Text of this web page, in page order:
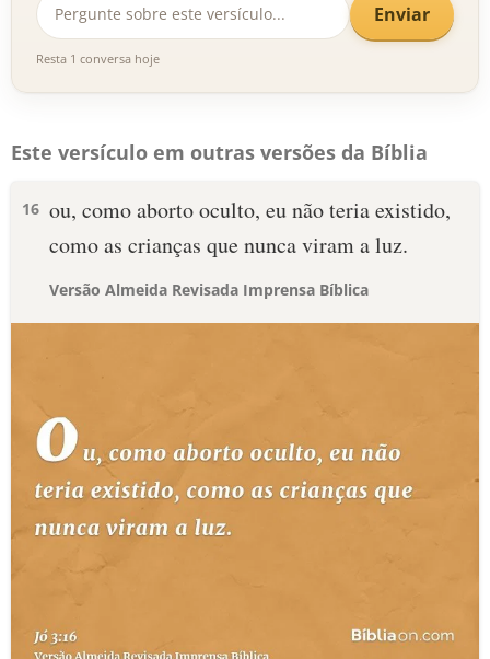
Enviar
Resta 1 conversa hoje
Este versículo em outras versões da Bíblia
16 ou, como aborto oculto, eu não teria existido,
como as crianças que nunca viram a luz.
Versão Almeida Revisada Imprensa Bíblica